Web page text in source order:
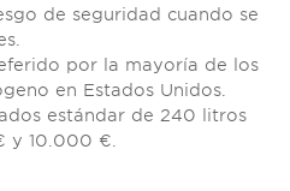
de seguridad cuando se
por la mayoría de los
en Estados Unidos.
estándar de 240 litros
y 10.000 €.